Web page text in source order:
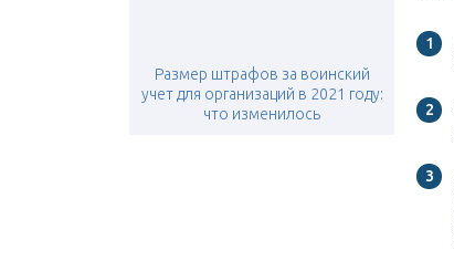
Размер штрафов за воинский
учет для организаций в 2021 году:
что изменилось